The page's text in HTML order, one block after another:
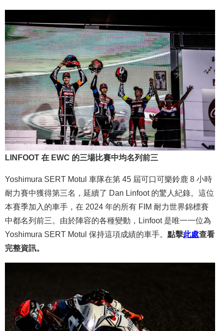
LINFOOT 在 EWC 的三場比賽中均名列前三
Yoshimura SERT Motul 車隊在第 45 屆可口可樂鈴鹿 8 小時
耐力賽中獲得第三名，延續了 Dan Linfoot 的驚人紀錄。這位
本賽季加入的車手，在 2024 年的所有 FIM 耐力世界錦標賽
中都名列前三。由於陣容的各種變動，Linfoot 是唯一一位為
Yoshimura SERT Motul 保持這項成績的車手。 點擊此處查看
完整資訊。